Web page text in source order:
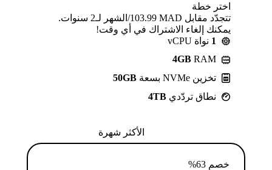
اختر خطة
تتجدّد مقابل MAD ⁦103.99⁩/الشهر لـ2 سنوات.
يمكنك إلغاء الاشتراك في أي وقت!
1 نواة vCPU
4GB RAM
تخزين NVMe بسعة
50GB
نطاق تردّدي 4TB
الأكثر شهرة
خصم 63%